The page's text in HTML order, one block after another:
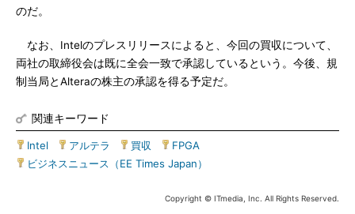
のだ。
なお、Intelのプレスリリースによると、今回の買収について、
両社の取締役会は既に全会一致で承認しているという。今後、規
制当局とAlteraの株主の承認を得る予定だ。
関連キーワード
Intel アルテラ 買収 FPGA
ビジネスニュース（EE Times Japan）
Copyright © ITmedia, Inc. All Rights Reserved.